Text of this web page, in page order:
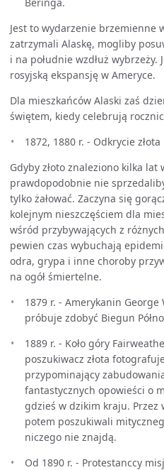
Jest to wydarzenie brzemienne
zatrzymali Alaskę, mogliby
i na południe wzdłuż wybrzeży.
rosyjską ekspansję w Ameryce.
Dla mieszkańców Alaski zaś
świętem, kiedy celebrują
1872, 1880 r. - Odkrycie
Gdyby złoto znaleziono kilka lat
prawdopodobnie nie
tylko żałować. Zaczyna się
kolejnym nieszczęściem dla
wśród przybywających z
pewien czas wybuchają
odra, grypa i inne choroby
na ogół śmiertelne.
1879 r. - Amerykanin
próbuje zdobyć Biegun
1889 r. - Koło góry
poszukiwacz złota
przypominający
fantastycznych opowieści o
gdzieś w dzikim kraju. Przez
potem poszukiwali
niczego nie znajdą.
Od 1890 r. - Protestanccy